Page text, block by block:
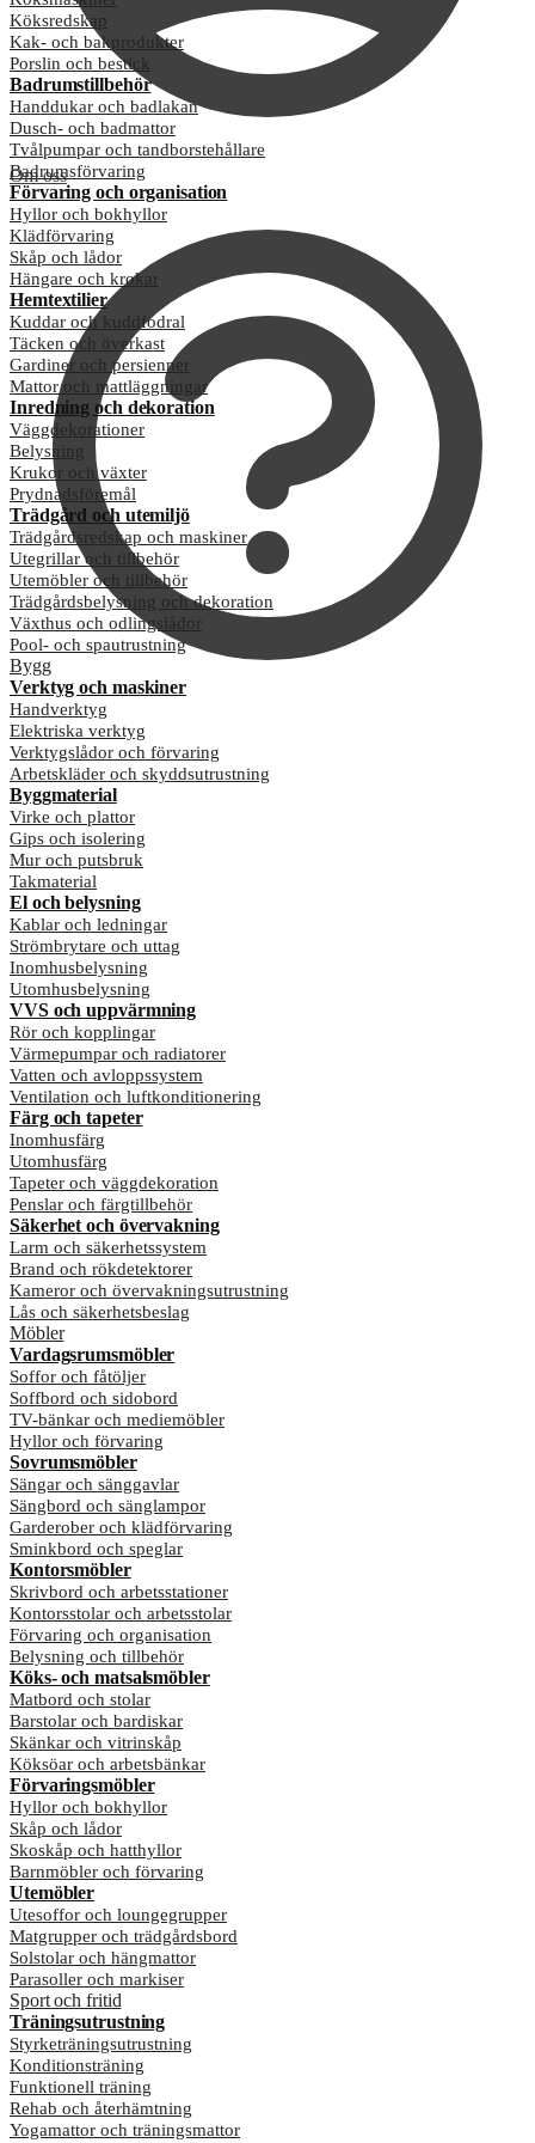
Om oss
Köksredskap
Kak- och bakprodukter
Porslin och bestick
Badrumstillbehör
Handdukar och badlakan
Dusch- och badmattor
Tvålpumpar och tandborstehållare
Badrumsförvaring
Förvaring och organisation
Hyllor och bokhyllor
Klädförvaring
Skåp och lådor
Hängare och krokar
Hemtextilier
Kuddar och kuddfodral
Täcken och överkast
Gardiner och persienner
Mattor och mattläggningar
Inredning och dekoration
Väggdekorationer
Belysning
Krukor och växter
Prydnadsföremål
Trädgård och utemiljö
Trädgårdsredskap och maskiner
Utegrillar och tillbehör
Utemöbler och tillbehör
Trädgårdsbelysning och dekoration
Växthus och odlingslådor
Pool- och spautrustning
Bygg
Verktyg och maskiner
Handverktyg
Elektriska verktyg
Verktygslådor och förvaring
Arbetskläder och skyddsutrustning
Byggmaterial
Virke och plattor
Gips och isolering
Mur och putsbruk
Takmaterial
El och belysning
Kablar och ledningar
Strömbrytare och uttag
Inomhusbelysning
Utomhusbelysning
VVS och uppvärmning
Rör och kopplingar
Värmepumpar och radiatorer
Vatten och avloppssystem
Ventilation och luftkonditionering
Färg och tapeter
Inomhusfärg
Utomhusfärg
Tapeter och väggdekoration
Penslar och färgtillbehör
Säkerhet och övervakning
Larm och säkerhetssystem
Brand och rökdetektorer
Kameror och övervakningsutrustning
Lås och säkerhetsbeslag
Möbler
Vardagsrumsmöbler
Soffor och fåtöljer
Soffbord och sidobord
TV-bänkar och mediemöbler
Hyllor och förvaring
Sovrumsmöbler
Sängar och sänggavlar
Sängbord och sänglampor
Garderober och klädförvaring
Sminkbord och speglar
Kontorsmöbler
Skrivbord och arbetsstationer
Kontorsstolar och arbetsstolar
Förvaring och organisation
Belysning och tillbehör
Köks- och matsalsmöbler
Matbord och stolar
Barstolar och bardiskar
Skänkar och vitrinskåp
Köksöar och arbetsbänkar
Förvaringsmöbler
Hyllor och bokhyllor
Skåp och lådor
Skoskåp och hatthyllor
Barnmöbler och förvaring
Utemöbler
Utesoffor och loungegrupper
Matgrupper och trädgårdsbord
Solstolar och hängmattor
Parasoller och markiser
Sport och fritid
Träningsutrustning
Styrketräningsutrustning
Konditionsträning
Funktionell träning
Rehab och återhämtning
Yogamattor och träningsmattor